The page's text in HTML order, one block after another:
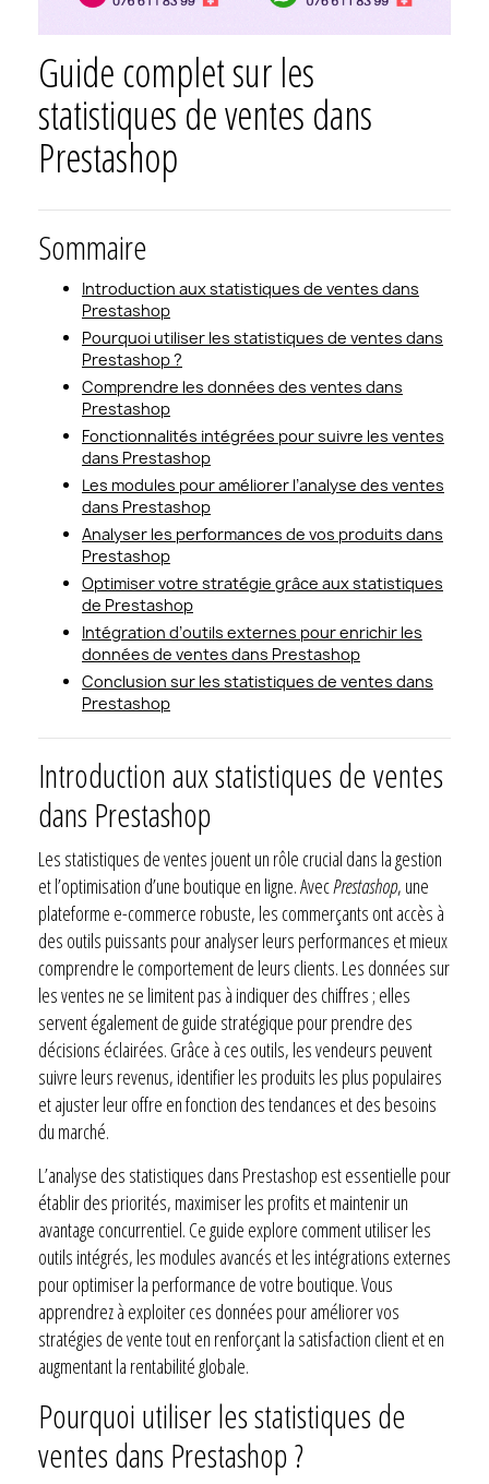
Guide complet sur les
statistiques de ventes dans
Prestashop
Sommaire
Introduction aux statistiques de ventes dans
Prestashop
Pourquoi utiliser les statistiques de ventes dans
Prestashop ?
Comprendre les données des ventes dans
Prestashop
Fonctionnalités intégrées pour suivre les ventes
dans Prestashop
Les modules pour améliorer l’analyse des ventes
dans Prestashop
Analyser les performances de vos produits dans
Prestashop
Optimiser votre stratégie grâce aux statistiques
de Prestashop
Intégration d’outils externes pour enrichir les
données de ventes dans Prestashop
Conclusion sur les statistiques de ventes dans
Prestashop
Introduction aux statistiques de ventes
dans Prestashop
Les statistiques de ventes jouent un rôle crucial dans la gestion
et l’optimisation d’une boutique en ligne. AvecPrestashop, une
plateforme e-commerce robuste, les commerçants ont accès à
des outils puissants pour analyser leurs performances et mieux
comprendre le comportement de leurs clients. Les données sur
les ventes ne se limitent pas à indiquer des chiffres ; elles
servent également de guide stratégique pour prendre des
décisions éclairées. Grâce à ces outils, les vendeurs peuvent
suivre leurs revenus, identifier les produits les plus populaires
et ajuster leur offre en fonction des tendances et des besoins
du marché.
L’analyse des statistiques dans Prestashop est essentielle pour
établir des priorités, maximiser les profits et maintenir un
avantage concurrentiel. Ce guide explore comment utiliser les
outils intégrés, les modules avancés et les intégrations externes
pour optimiser la performance de votre boutique. Vous
apprendrez à exploiter ces données pour améliorer vos
stratégies de vente tout en renforçant la satisfaction client et en
augmentant la rentabilité globale.
Pourquoi utiliser les statistiques de
ventes dans Prestashop ?